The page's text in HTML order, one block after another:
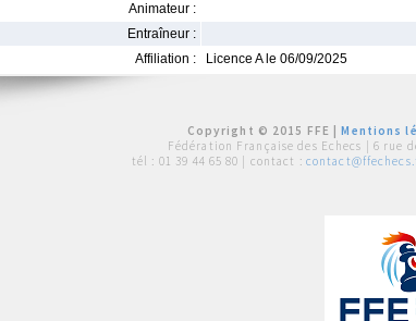
Animateur :
Entraîneur :
Affiliation :
Licence A le 06/09/2025
Copyright © 2015 FFE |Mentions
Fédération Française des Echecs | 6 rue
tél : 01 39 44 65 80 | contact :